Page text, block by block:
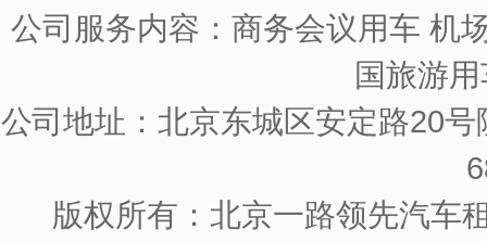
公司服务内容：商务会议用车 机
国旅游
公司地址：北京东城区安定路20
版权所有：北京一路领先汽车